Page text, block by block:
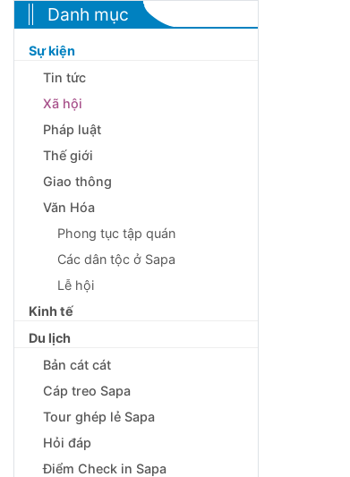
Danh mục
Sự kiện
Tin tức
Xã hội
Pháp luật
Thế giới
Giao thông
Văn Hóa
Phong tục tập quán
Các dân tộc ở Sapa
Lễ hội
Kinh tế
Du lịch
Bản cát cát
Cáp treo Sapa
Tour ghép lẻ Sapa
Hỏi đáp
Điểm Check in Sapa